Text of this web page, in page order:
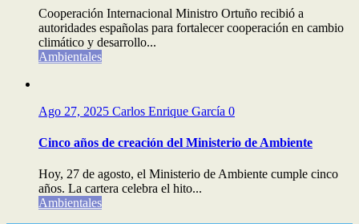
Cooperación Internacional Ministro Ortuño recibió a
autoridades españolas para fortalecer cooperación en cambio
climático y desarrollo...
Ambientales
Ago 27, 2025 Carlos Enrique García 0
Cinco años de creación del Ministerio de Ambiente
Hoy, 27 de agosto, el Ministerio de Ambiente cumple cinco
años. La cartera celebra el hito...
Ambientales